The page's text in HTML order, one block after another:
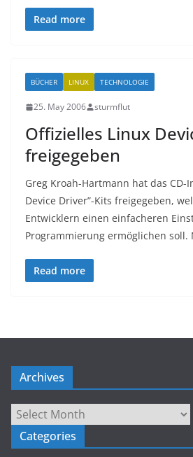
Read more
BÜCHER LINUX TECHNOLOGIE
25. May 2006 sturmflut
Offizielles Linux
freigegeben
Greg Kroah-Hartmann hat das CD-
Device Driver”-Kits freigegeben,
Entwicklern einen einfacheren
Programmierung ermöglichen soll.
Read more
Archives
Archives
Categories